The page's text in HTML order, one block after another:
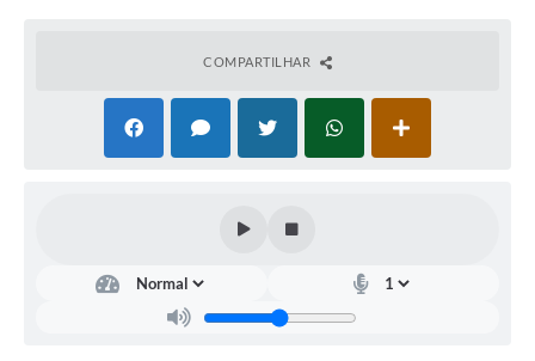
COMPARTILHAR